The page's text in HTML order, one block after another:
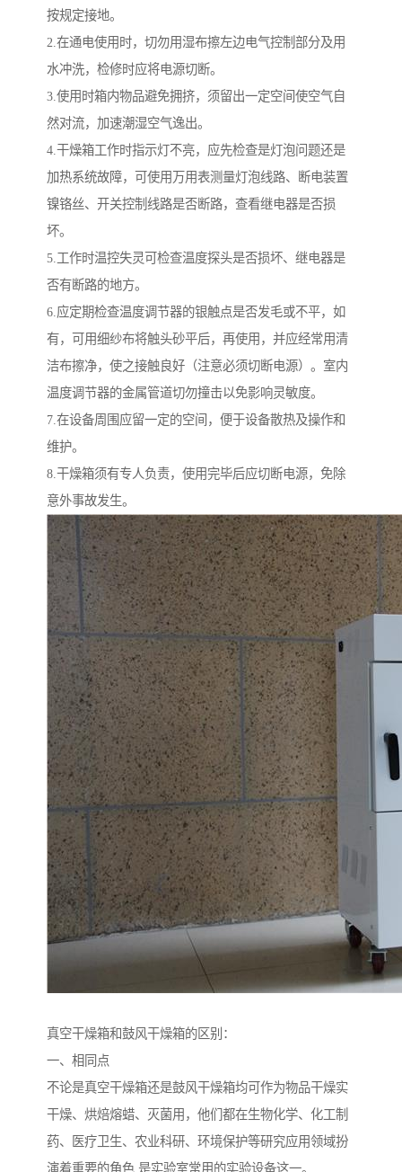
按规定接地。
2.在通电使用时，切勿用湿布擦左边电气控制部分及用
水冲洗，检修时应将电源切断。
3.使用时箱内物品避免拥挤，须留出一定空间使空气自
然对流，加速潮湿空气逸出。
4.干燥箱工作时指示灯不亮，应先检查是灯泡问题还是
加热系统故障，可使用万用表测量灯泡线路、断电装置
镍铬丝、开关控制线路是否断路，查看继电器是否损
坏。
5.工作时温控失灵可检查温度探头是否损坏、继电器是
否有断路的地方。
6.应定期检查温度调节器的银触点是否发毛或不平，如
有，可用细纱布将触头砂平后，再使用，并应经常用清
洁布擦净，使之接触良好（注意必须切断电源）。室内
温度调节器的金属管道切勿撞击以免影响灵敏度。
7.在设备周围应留一定的空间，便于设备散热及操作和
维护。
8.干燥箱须有专人负责，使用完毕后应切断电源，免除
意外事故发生。
真空干燥箱和鼓风干燥箱的区别：
一、相同点
不论是真空干燥箱还是鼓风干燥箱均可作为物品干燥实
干燥、烘焙熔蜡、灭菌用，他们都在生物化学、化工制
药、医疗卫生、农业科研、环境保护等研究应用领域扮
演着重要的角色,是实验室常用的实验设备这一。